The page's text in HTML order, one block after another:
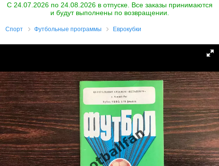
C 24.07.2026 по 24.08.2026 в отпуске. Все заказы принимаются
и будут выполнены по возвращении.
Спорт Футбольные программы Еврокубки